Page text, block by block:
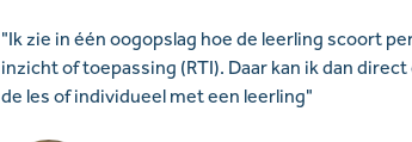
"Ik zie in één oogopslag hoe de leerling scoort
inzicht of toepassing (RTI). Daar kan ik dan
de les of individueel met een leerling"